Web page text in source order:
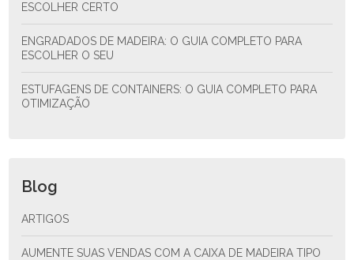
ESCOLHER CERTO
ENGRADADOS DE MADEIRA: O GUIA COMPLETO PARA
ESCOLHER O SEU
ESTUFAGENS DE CONTAINERS: O GUIA COMPLETO PARA
OTIMIZAÇÃO
Blog
ARTIGOS
AUMENTE SUAS VENDAS COM A CAIXA DE MADEIRA TIPO